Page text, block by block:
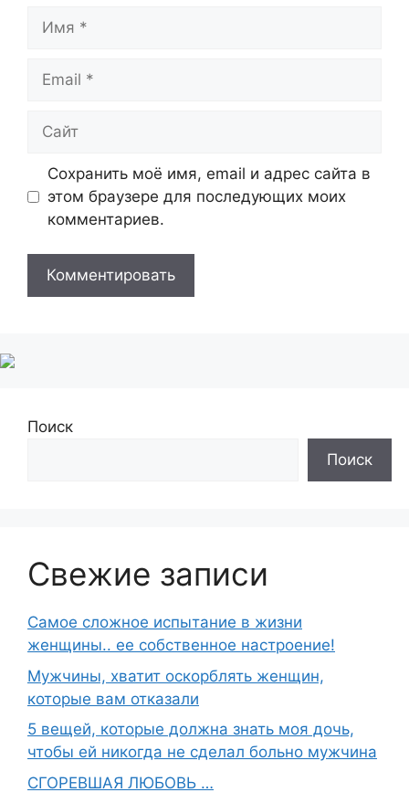
Сохранить моё имя, email и адрес сайта в
этом браузере для последующих моих
комментариев.
Поиск
Поиск
Свежие записи
Самое сложное испытание в жизни
женщины.. ее собственное настроение!
Мужчины, хватит оскорблять женщин,
которые вам отказали
5 вещей, которые должна знать моя дочь,
чтобы ей никогда не сделал больно мужчина
СГОРЕВШАЯ ЛЮБОВЬ …